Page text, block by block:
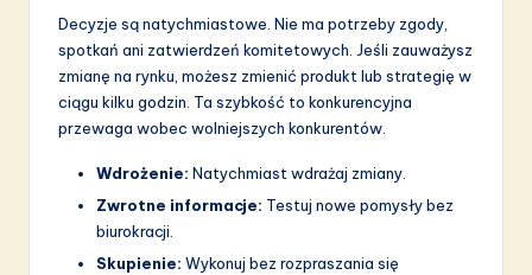
Decyzje są natychmiastowe. Nie ma potrzeby zgody,
spotkań ani zatwierdzeń komitetowych. Jeśli zauważysz
zmianę na rynku, możesz zmienić produkt lub strategię w
ciągu kilku godzin. Ta szybkość to konkurencyjna
przewaga wobec wolniejszych konkurentów.
Wdrożenie: Natychmiast wdrażaj zmiany.
Zwrotne informacje: Testuj nowe pomysły bez
biurokracji.
Skupienie: Wykonuj bez rozpraszania się